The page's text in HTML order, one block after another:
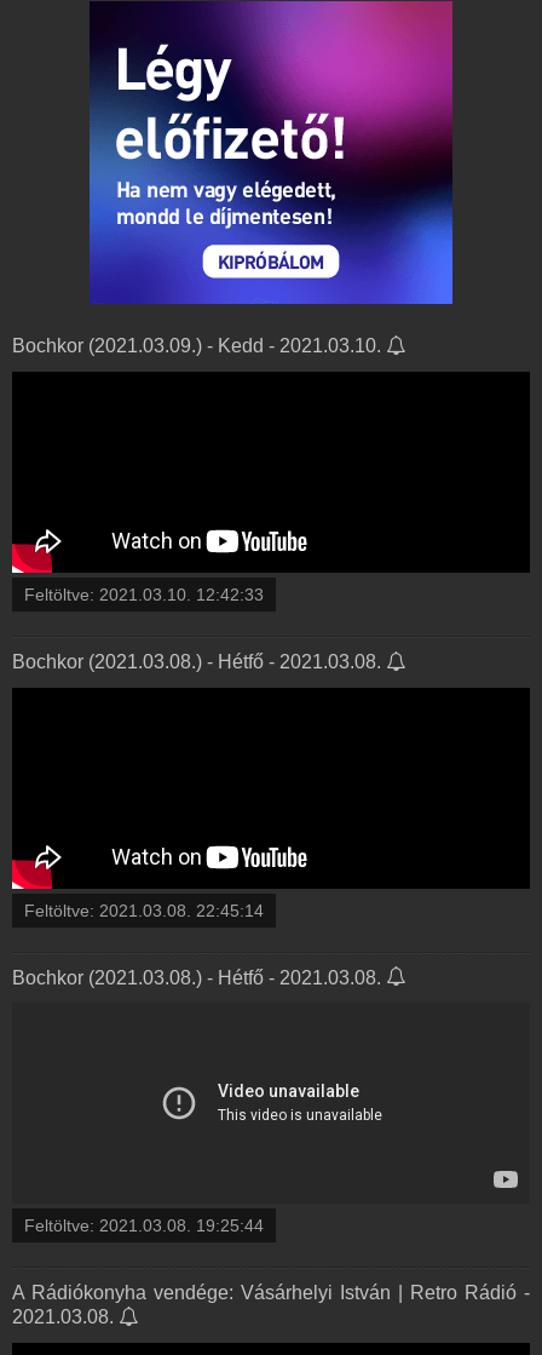
Bochkor (2021.03.09.) - Kedd - 2021.03.10.
Feltöltve: 2021.03.10. 12:42:33
Bochkor (2021.03.08.) - Hétfő - 2021.03.08.
Feltöltve: 2021.03.08. 22:45:14
Bochkor (2021.03.08.) - Hétfő - 2021.03.08.
Feltöltve: 2021.03.08. 19:25:44
A Rádiókonyha vendége: Vásárhelyi István | Retro Rádió -
2021.03.08.